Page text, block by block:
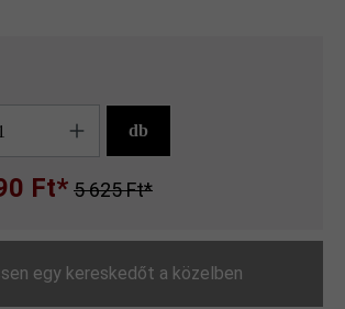
db
Ft* 5 625 Ft*
egy kereskedőt a közelben